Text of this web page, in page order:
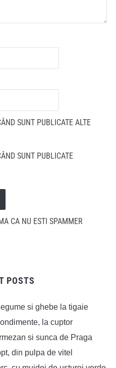
SUNT PUBLICATE ALTE
SUNT PUBLICATE
CA NU ESTI SPAMMER
POSTS
si ghebe la tigaie
la cuptor
si sunca de Praga
din pulpa de vitel